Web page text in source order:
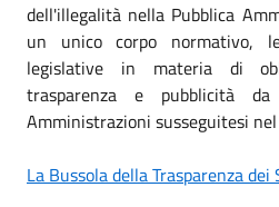
dell'illegalità nella Pubblica
un unico corpo normativo,
legislative in materia di
trasparenza e pubblicità
Amministrazioni susseguitesi
La Bussola della Trasparenza dei